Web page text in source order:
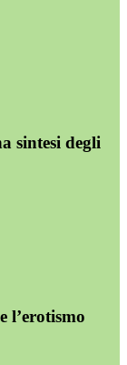
sintesi degli
l’erotismo